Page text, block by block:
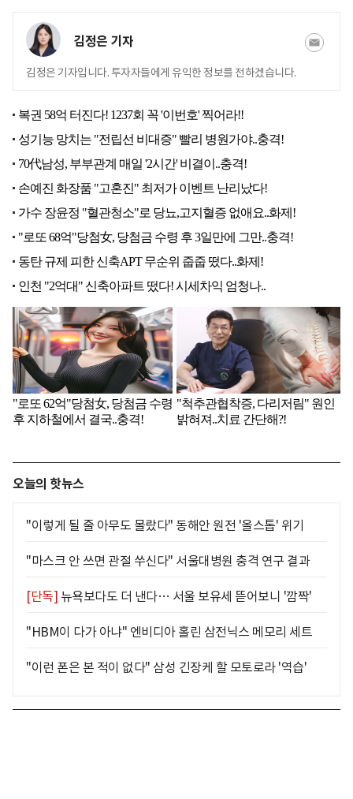
김정은 기자
김정은 기자입니다. 투자자들에게 유익한 정보를 전하겠습니다.
오늘의 핫뉴스
"이렇게 될 줄 아무도 몰랐다" 동해안 원전 '올스톱' 위기
"마스크 안 쓰면 관절 쑤신다" 서울대병원 충격 연구 결과
[단독] 뉴욕보다도 더 낸다… 서울 보유세 뜯어보니 '깜짝'
"HBM이 다가 아냐" 엔비디아 홀린 삼전닉스 메모리 세트
"이런 폰은 본 적이 없다" 삼성 긴장케 할 모토로라 '역습'